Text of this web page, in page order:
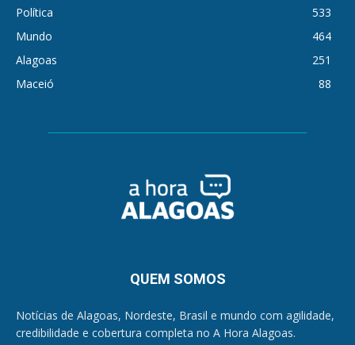
Política
533
Mundo
464
Alagoas
251
Maceió
88
QUEM SOMOS
Notícias de Alagoas, Nordeste, Brasil e mundo com agilidade,
credibilidade e cobertura completa no A Hora Alagoas.